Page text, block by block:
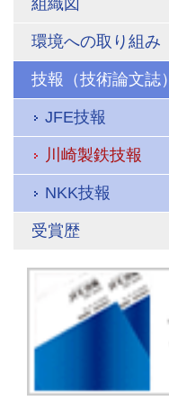
組織図
環境への取り組み
技報（技術論文誌）
JFE技報
川崎製鉄技報
NKK技報
受賞歴